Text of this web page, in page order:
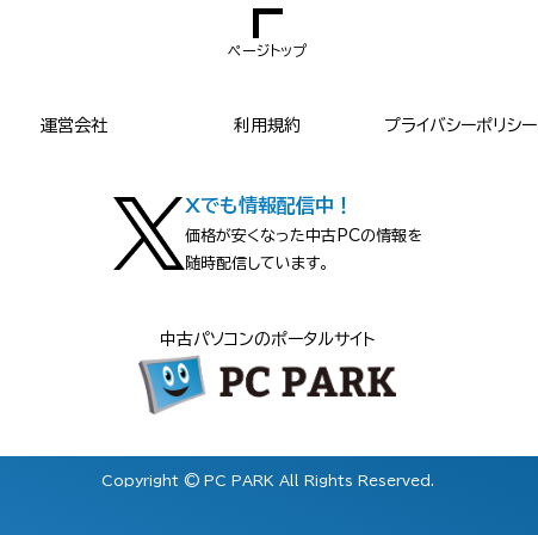
ページトップ
運営会社 利用規約 プライバシーポリシー
Xでも情報配信中！
価格が安くなった中古PCの情報を
随時配信しています。
中古パソコンのポータルサイト
Copyright © PC PARK All Rights Reserved.